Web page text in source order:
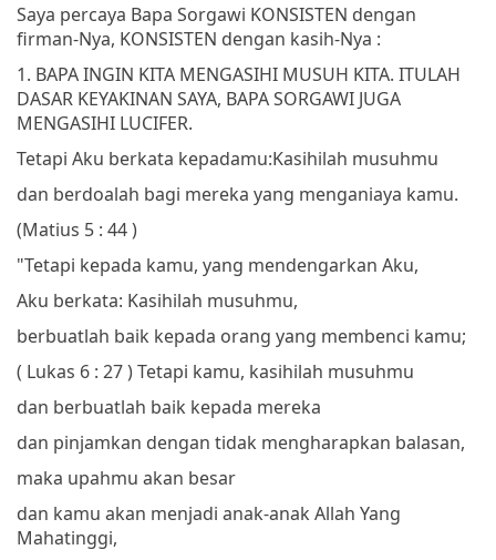
Saya percaya Bapa Sorgawi KONSISTEN dengan
firman-Nya, KONSISTEN dengan kasih-Nya :
1. BAPA INGIN KITA MENGASIHI MUSUH KITA. ITULAH
DASAR KEYAKINAN SAYA, BAPA SORGAWI JUGA
MENGASIHI LUCIFER.
Tetapi Aku berkata kepadamu:Kasihilah musuhmu
dan berdoalah bagi mereka yang menganiaya kamu.
(Matius 5 : 44 )
"Tetapi kepada kamu, yang mendengarkan Aku,
Aku berkata: Kasihilah musuhmu,
berbuatlah baik kepada orang yang membenci kamu;
( Lukas 6 : 27 )Tetapi kamu, kasihilah musuhmu
dan berbuatlah baik kepada mereka
dan pinjamkan dengan tidak mengharapkan balasan,
maka upahmu akan besar
dan kamu akan menjadi anak-anak Allah Yang
Mahatinggi,